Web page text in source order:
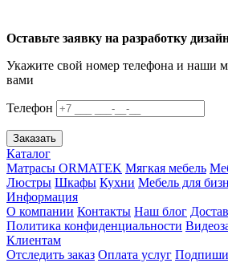
Оставьте заявку на разработку
Укажите свой номер телефона и наши
вами
Телефон
Заказать
Каталог
Матрасы ORMATEK Мягкая мебель
Люстры Шкафы Кухни Мебель для
Информация
О компании Контакты Наш блог
Политика конфиденциальности
Клиентам
Отследить заказ Оплата услуг